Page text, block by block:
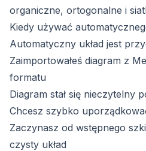
organiczne, ortogonalne i
Kiedy używać
Automatyczny układ jest
Zaimportowałeś diagram z
formatu
Diagram stał się nieczytelny
Chcesz szybko
Zaczynasz od wstępnego
czysty układ